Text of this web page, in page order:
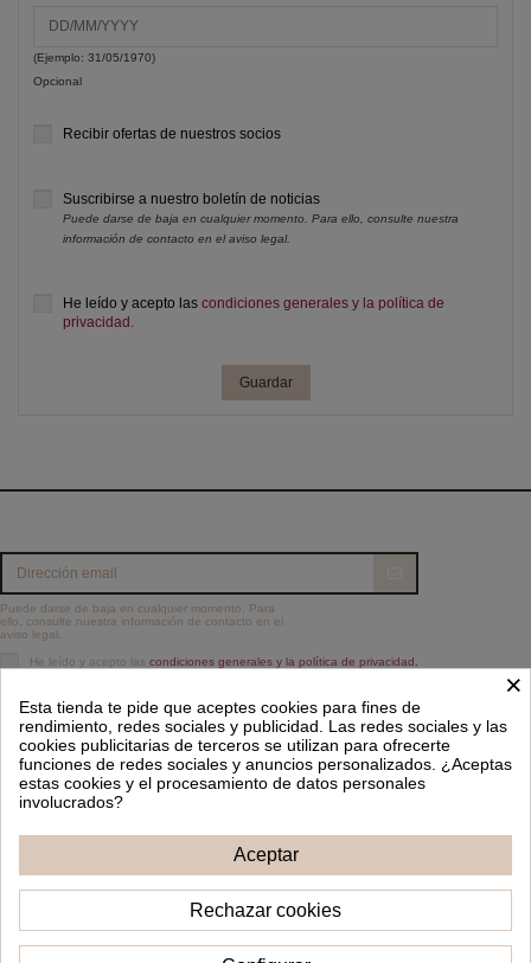
(Ejemplo: 31/05/1970)
Opcional
Recibir ofertas de nuestros socios
Suscribirse a nuestro boletín de noticias
Puede darse de baja en cualquier momento. Para ello, consulte nuestra
información de contacto en el aviso legal.
He leído y acepto las condiciones generales y la política de
privacidad.
Guardar
Puede darse de baja en cualquier momento. Para
ello, consulte nuestra información de contacto en el
aviso legal.
He leído y acepto las condiciones generales y la política de privacidad.
Contacto
Síguenos
×
Esta tienda te pide que aceptes cookies para fines de
rendimiento, redes sociales y publicidad. Las redes sociales y las
cookies publicitarias de terceros se utilizan para ofrecerte
funciones de redes sociales y anuncios personalizados. ¿Aceptas
estas cookies y el procesamiento de datos personales
involucrados?
Aceptar
Rechazar cookies